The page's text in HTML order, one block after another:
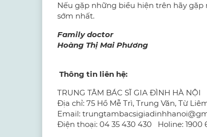
Nếu gặp những biểu hiện trên hãy
sớm nhất.
Family doctor
Hoàng Thị Mai Phương
Thông tin liên hệ:
TRUNG TÂM BÁC SĨ GIA ĐÌNH HÀ NỘI
Địa chỉ: 75 Hồ Mễ Trì, Trung Văn, Từ
Email:
Điện thoại: 04 35 430 430 Holine: 1900